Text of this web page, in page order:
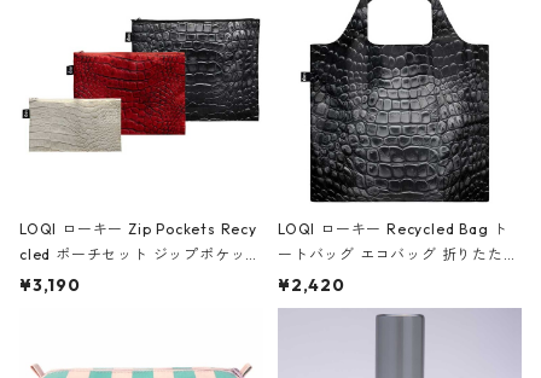
ア/クラウン ブラック
LOQI ローキー Zip Pockets Recy
cled ポーチセット ジップポケット
ファスナーポーチ 撥水加工 トラベ
¥3,190
LOQI ローキー Recycled Bag ト
ートバッグ エコバッグ 折りたたみ
大きめ 撥水加工 収納ポーチ CRO
CODILE/Black クロコダイル/ブラ
¥2,420